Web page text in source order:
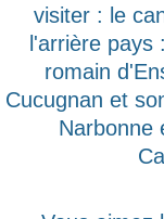
visiter : le
l'arrière
romain
Cucugnan et
Narbonne